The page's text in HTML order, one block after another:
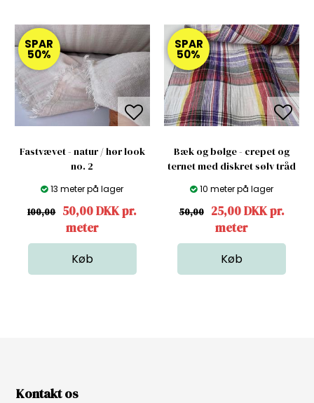
SPAR
50%
Fastvævet - natur / hør look
no. 2
13 meter på lager
100,00
50,00 DKK pr.
meter
SPAR
50%
Bæk og bølge - crepet og
ternet med diskret sølv tråd
10 meter på lager
50,00
25,00 DKK pr.
meter
Kontakt os